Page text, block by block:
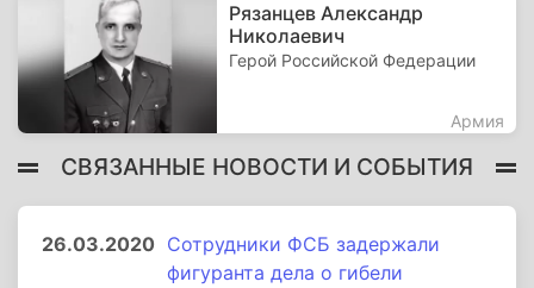
Рязанцев Александр
Николаевич
Герой Российской Федерации
Армия
СВЯЗАННЫЕ НОВОСТИ И СОБЫТИЯ
26.03.2020 Сотрудники ФСБ задержали
фигуранта дела о гибели